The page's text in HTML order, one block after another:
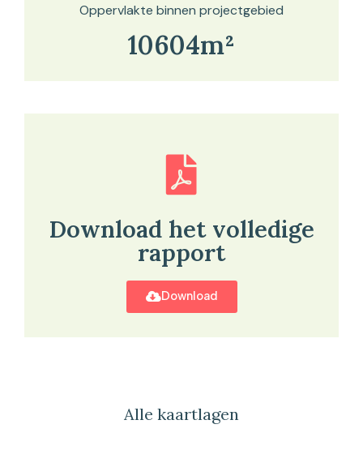
Oppervlakte binnen projectgebied
10604m²
Download het volledige
rapport
Download
Alle kaartlagen